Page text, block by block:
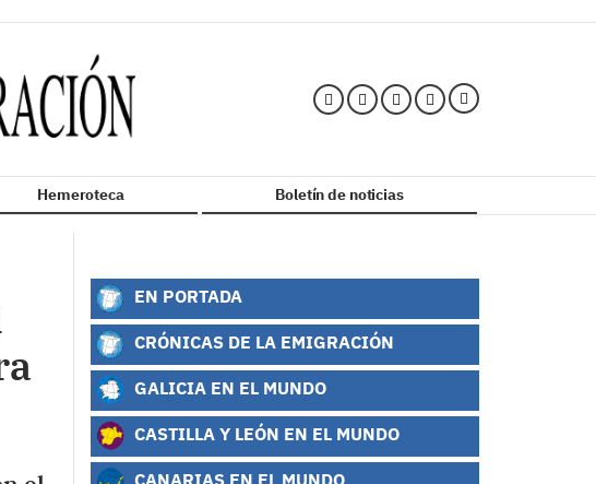
Hemeroteca Boletín de noticias
EN PORTADA
CRÓNICAS DE LA EMIGRACIÓN
GALICIA EN EL MUNDO
CASTILLA Y LEÓN EN EL MUNDO
CANARIAS EN EL MUNDO